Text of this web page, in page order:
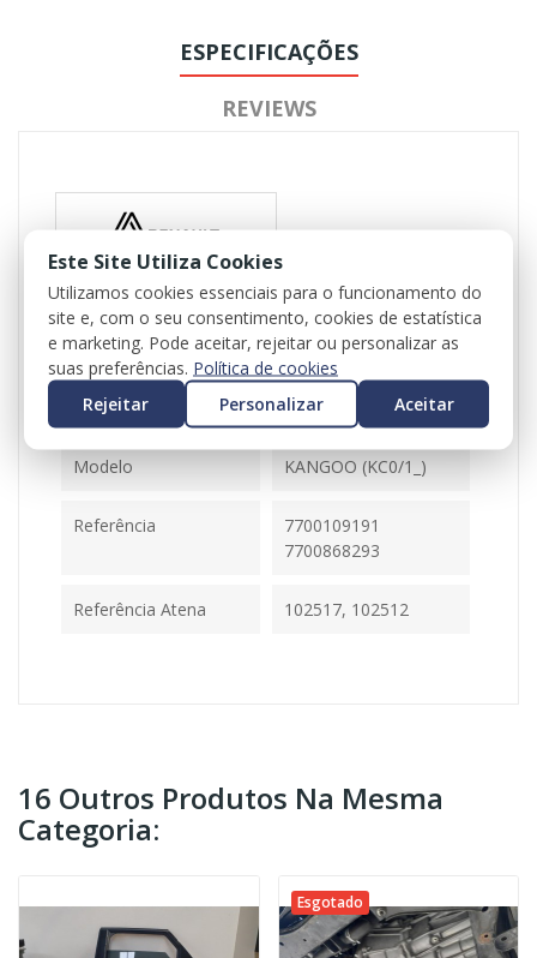
ESPECIFICAÇÕES
REVIEWS
Referência 102512, 102517
Disponível 2 Itens
Ficha Informativa
Modelo KANGOO (KC0/1_)
Referência
7700109191
7700868293
Referência Atena 102517, 102512
16 Outros Produtos Na Mesma
Categoria:
Esgotado
Este Site Utiliza Cookies
Utilizamos cookies essenciais para o funcionamento do
site e, com o seu consentimento, cookies de estatística
e marketing. Pode aceitar, rejeitar ou personalizar as
suas preferências. Política de cookies
Rejeitar
Personalizar Aceitar